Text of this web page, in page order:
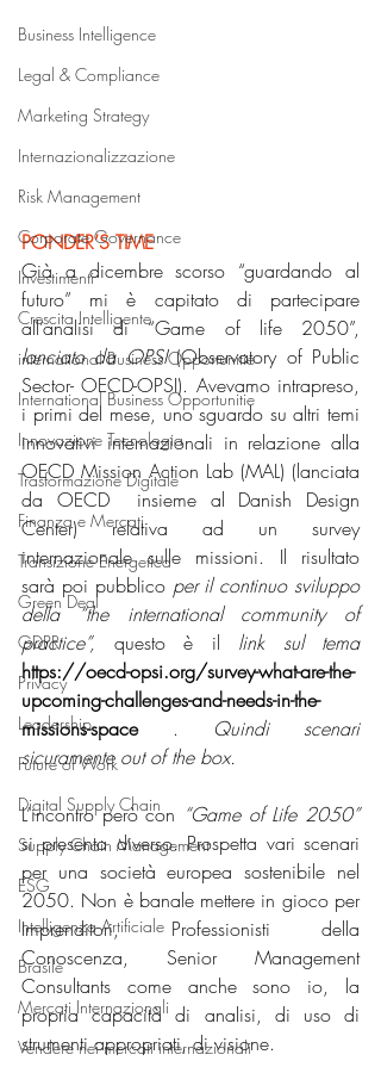
Business Intelligence
Legal & Compliance
Marketing Strategy
Internazionalizzazione
Risk Management
Corporate Governance
Investimenti
Crescita Intelligente
international Business Opportunitie
International Business Opportunitie
Innovazione Tecnologia
Trasformazione Digitale
Finanza e Mercati
Transizione Energetica
Green Deal
GDPR
Privacy
Leadership
Future of Work
Digital Supply Chain
Supply Chain Management
ESG
Intelligenza Artificiale
Brasile
Mercati Internazionali
Vendere nei mercati internazionali
PONDER’S TIME
Già a dicembre scorso “guardando al
futuro” mi è capitato di partecipare
lanciato da OPSI (Observatory of Public
Sector- OECD-OPSI). Avevamo intrapreso,
i primi del mese, uno sguardo su altri temi
innovativi internazionali in relazione alla
OECD Mission Action Lab (MAL) (lanciata
da OECD  insieme al Danish Design
Center) relativa ad un survey
internazionale sulle missioni. Il risultato
sarà poi pubblico per il continuo sviluppo
della “the international community of
practice”, questo è il link sul tema
https://oecd-opsi.org/survey-what-are-the-
upcoming-challenges-and-needs-in-the-
missions-space . Quindi scenari
sicuramente out of the box.
L’incontro però con “Game of Life 2050”
si presenta diverso. Prospetta vari scenari
per una società europea sostenibile nel
2050. Non è banale mettere in gioco per
Imprenditori, Professionisti della
Conoscenza, Senior Management
Consultants come anche sono io, la
propria capacità di analisi, di uso di
strumenti appropriati, di visione.